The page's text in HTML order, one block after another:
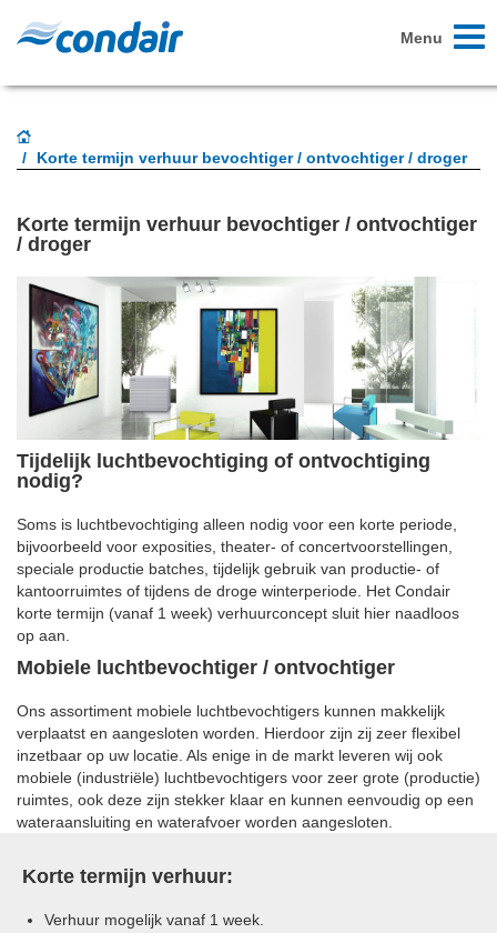
Menu
Korte termijn verhuur bevochtiger / ontvochtiger / droger
Korte termijn verhuur bevochtiger / ontvochtiger
/ droger
Tijdelijk luchtbevochtiging of ontvochtiging
nodig?
Soms is luchtbevochtiging alleen nodig voor een korte periode,
bijvoorbeeld voor exposities, theater- of concertvoorstellingen,
speciale productie batches, tijdelijk gebruik van productie- of
kantoorruimtes of tijdens de droge winterperiode. Het Condair
korte termijn (vanaf 1 week) verhuurconcept sluit hier naadloos
op aan.
Mobiele luchtbevochtiger / ontvochtiger
Ons assortiment mobiele luchtbevochtigers kunnen makkelijk
verplaatst en aangesloten worden. Hierdoor zijn zij zeer flexibel
inzetbaar op uw locatie. Als enige in de markt leveren wij ook
mobiele (industriële) luchtbevochtigers voor zeer grote (productie)
ruimtes, ook deze zijn stekker klaar en kunnen eenvoudig op een
wateraansluiting en waterafvoer worden aangesloten.
Korte termijn verhuur:
Verhuur mogelijk vanaf 1 week.